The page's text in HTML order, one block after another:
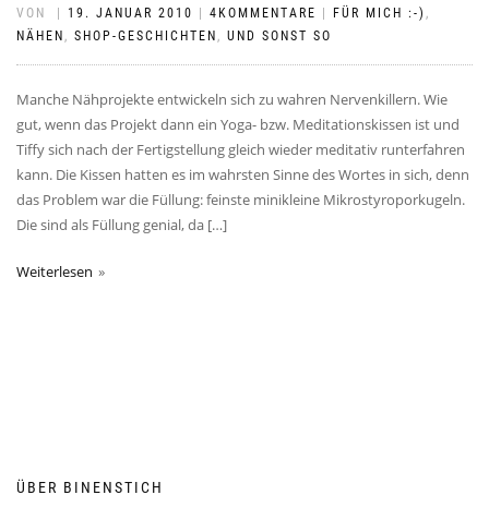
VON 19. JANUAR 2010 4KOMMENTARE FÜR MICH :-) ,
NÄHEN , SHOP-GESCHICHTEN , UND SONST SO
Manche Nähprojekte entwickeln sich zu wahren Nervenkillern. Wie
gut, wenn das Projekt dann ein Yoga- bzw. Meditationskissen ist und
Tiffy sich nach der Fertigstellung gleich wieder meditativ runterfahren
kann. Die Kissen hatten es im wahrsten Sinne des Wortes in sich, denn
das Problem war die Füllung: feinste minikleine Mikrostyroporkugeln.
Die sind als Füllung genial, da […]
Weiterlesen
ÜBER BINENSTICH